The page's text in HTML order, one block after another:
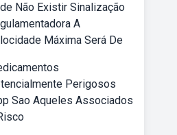
Não Existir Sinalização
A
Máxima Será De
Perigosos
Sao Aqueles Associados